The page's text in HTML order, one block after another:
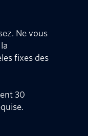
Ne vous
fixes des
30